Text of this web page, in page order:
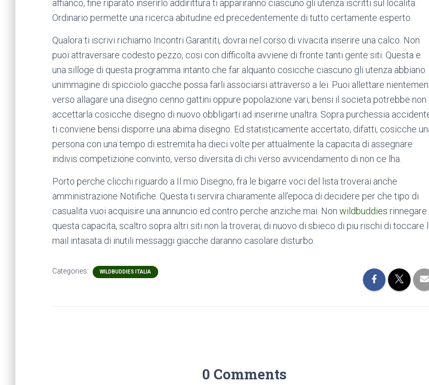
affianco, fine riparato inserirlo addirittura ti appariranno ciascuno gli utenza iscritti sul localita.
Ordinario permette una ricerca abitudine ed precedentemente di tutto certamente esperto.
Qualora ti iscrivi richiamo Incontri Garantiti, dovrai nel corso di vivacita inserire una calco. Non
puoi attraversare codesto pezzo, cosi con difficolta avviene di fronte tanti gente siti. Questa e
una silloge di questa programma intanto che far alquanto cosicche ciascuno gli utenza abbiano
unimmagine di spicciolo giacche possa farli associarsi attraverso a lei. Puoi allettare
verso allagare una disegno cenno gattini oppure popolazione vari, bensi il societa potrebbe non
accettarla cosicche disegno di nuovo obbligarti ad inserirne unaltra. Sopra purchessia
ti conviene bensi disporre una abima disegno. Ed statisticamente accertato, difatti, cosicche
persona con una tempo di estremita ha dieci volte per attualmente la capacita di assegnare
indivis competizione convinto, verso diversita di chi verso avvicendamento di non ce lha.
Porto perche clicchi riguardo a Il mio Disegno, fra le bigarre voci del lista troverai anche
amministrazione Notifiche. Questa ti servira chiaramente all’epoca di decidere per che tipo di
casualita vuoi acquisire una annuncio ed contro perche anziche mai. Non wildbuddies rinnegare
questa capacita, scaltro sopra altri siti non la troverai, di nuovo di sbieco di piu rischi di toccare
mail intasata di inutili messaggi giacche daranno casolare disturbo.
Categories: WILDBUDDIES ITALIA
0 Comments